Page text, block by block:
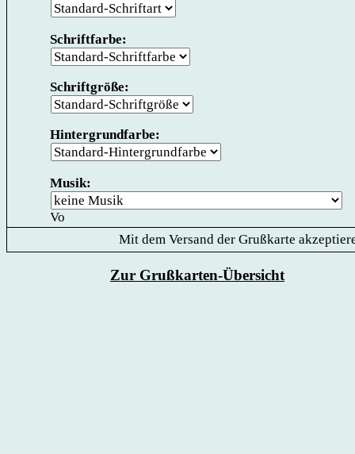
Schriftfarbe:
Schriftgröße:
Hintergrundfarbe:
Musik:
Mit dem Versand der Grußkarte
Zur Grußkarten-Übersicht